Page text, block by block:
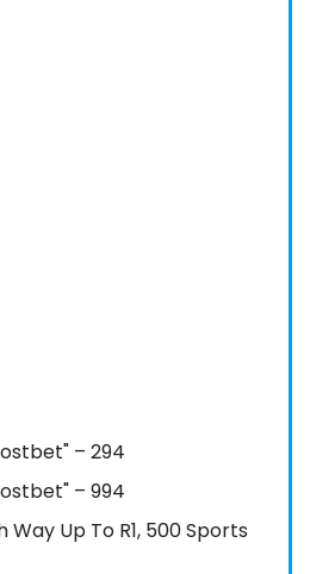
– 294
– 994
Way Up To R1, 500 Sports